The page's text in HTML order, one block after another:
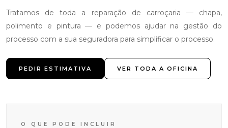
Tratamos de toda a reparação de carroçaria — chapa,
polimento e pintura — e podemos ajudar na gestão do
processo com a sua seguradora para simplificar o processo.
PEDIR ESTIMATIVA VER TODA A OFICINA
O QUE PODE INCLUIR